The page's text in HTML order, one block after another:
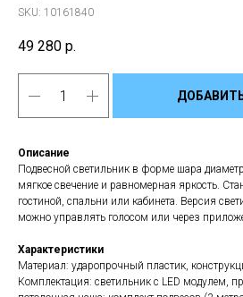
SKU: 10161840
49 280 р.
Описание
Подвесной светильник в форме шара
мягкое свечение и равномерная яркость.
гостиной, спальни или кабинета. Версия
можно управлять голосом или через
Характеристики
Материал: ударопрочный пластик,
Комплектация: светильник с LED модулем,